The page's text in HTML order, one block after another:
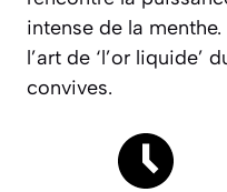
intense de la
l’art de ‘l’or liquide’
convives.